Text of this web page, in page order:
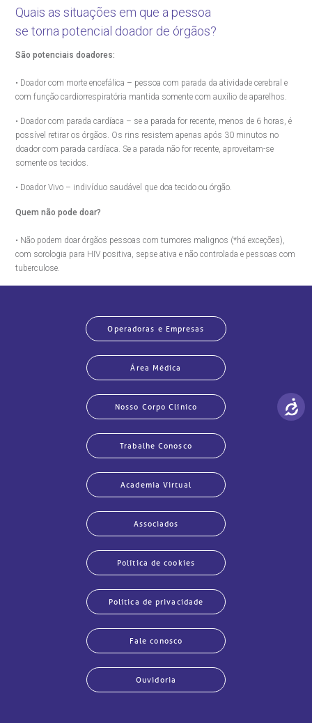
Quais as situações em que a pessoa
se torna potencial doador de órgãos?
São potenciais doadores:
• Doador com morte encefálica – pessoa com parada da atividade cerebral e
com função cardiorrespiratória mantida somente com auxílio de aparelhos.
• Doador com parada cardíaca – se a parada for recente, menos de 6 horas, é
possível retirar os órgãos. Os rins resistem apenas após 30 minutos no
doador com parada cardíaca. Se a parada não for recente, aproveitam-se
somente os tecidos.
• Doador Vivo – indivíduo saudável que doa tecido ou órgão.
Quem não pode doar?
• Não podem doar órgãos pessoas com tumores malignos (*há exceções),
com sorologia para HIV positiva, sepse ativa e não controlada e pessoas com
tuberculose.
Operadoras e Empresas
Área Médica
Nosso Corpo Clínico
Trabalhe Conosco
Academia Virtual
Associados
Política de cookies
Política de privacidade
Fale conosco
Ouvidoria